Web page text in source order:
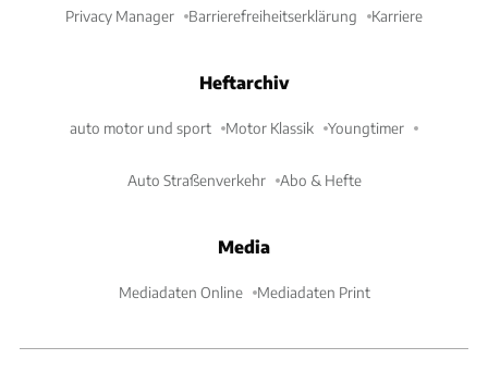
Privacy Manager Barrierefreiheitserklärung Karriere
Heftarchiv
auto motor und sport Motor Klassik Youngtimer
Auto Straßenverkehr Abo & Hefte
Media
Mediadaten Online Mediadaten Print